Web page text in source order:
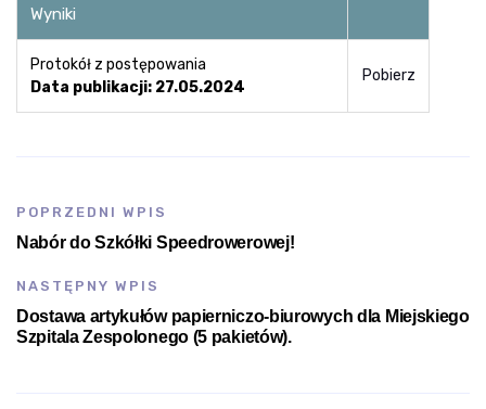
Wyniki
Protokół z postępowania
Data publikacji: 27.05.2024
Pobierz
POPRZEDNI WPIS
Nabór do Szkółki Speedrowerowej!
NASTĘPNY WPIS
Dostawa artykułów papierniczo-biurowych dla Miejskiego
Szpitala Zespolonego (5 pakietów).